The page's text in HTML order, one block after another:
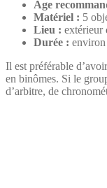
Âge
Matériel : 5
Lieu : extérieur
Durée :
Il est préférable
en binômes. Si le
d’arbitre, de